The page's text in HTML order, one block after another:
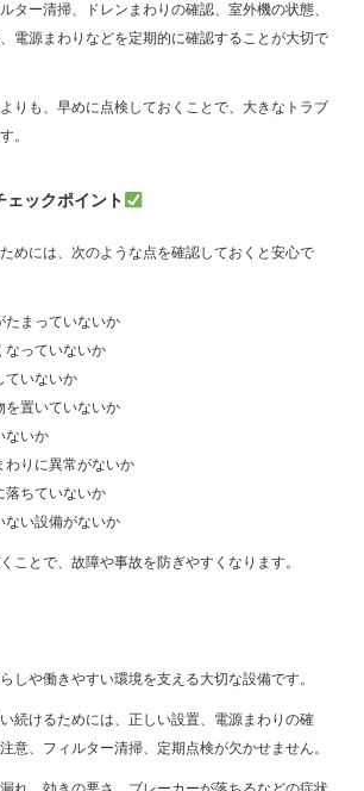
ター清掃、ドレンまわりの確認、室外機の状態、
電源まわりなどを定期的に確認することが大切で
りも、早めに点検しておくことで、大きなトラブ
。
ェックポイント
めには、次のような点を確認しておくと安心で
たまっていないか
なっていないか
ていないか
を置いていないか
ないか
わりに異常がないか
落ちていないか
ない設備がないか
ことで、故障や事故を防ぎやすくなります。
しや働きやすい環境を支える大切な設備です。
続けるためには、正しい設置、電源まわりの確
意、フィルター清掃、定期点検が欠かせません。